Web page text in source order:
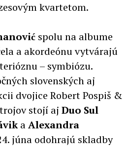
kvartetom.
spolu na albume
a akordeónu vytvárajú
– symbiózu.
slovenských aj
dvojice Robert Pospiš &
stojí aj Duo Sul
aAlexandra
júna odohrajú skladby